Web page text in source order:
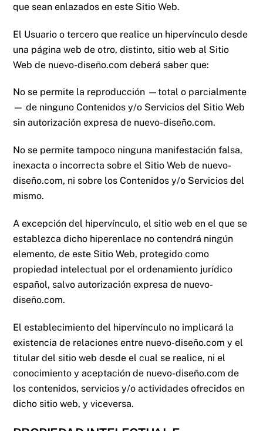
que sean enlazados en este Sitio Web.
El Usuario o tercero que realice un hipervínculo desde
una página web de otro, distinto, sitio web al Sitio
Web de nuevo-diseño.com deberá saber que:
No se permite la reproducción —total o parcialmente
— de ninguno Contenidos y/o Servicios del Sitio Web
sin autorización expresa de nuevo-diseño.com.
No se permite tampoco ninguna manifestación falsa,
inexacta o incorrecta sobre el Sitio Web de nuevo-
diseño.com, ni sobre los Contenidos y/o Servicios del
mismo.
A excepción del hipervínculo, el sitio web en el que se
establezca dicho hiperenlace no contendrá ningún
elemento, de este Sitio Web, protegido como
propiedad intelectual por el ordenamiento jurídico
español, salvo autorización expresa de nuevo-
diseño.com.
El establecimiento del hipervínculo no implicará la
existencia de relaciones entre nuevo-diseño.com y el
titular del sitio web desde el cual se realice, ni el
conocimiento y aceptación de nuevo-diseño.com de
los contenidos, servicios y/o actividades ofrecidos en
dicho sitio web, y viceversa.